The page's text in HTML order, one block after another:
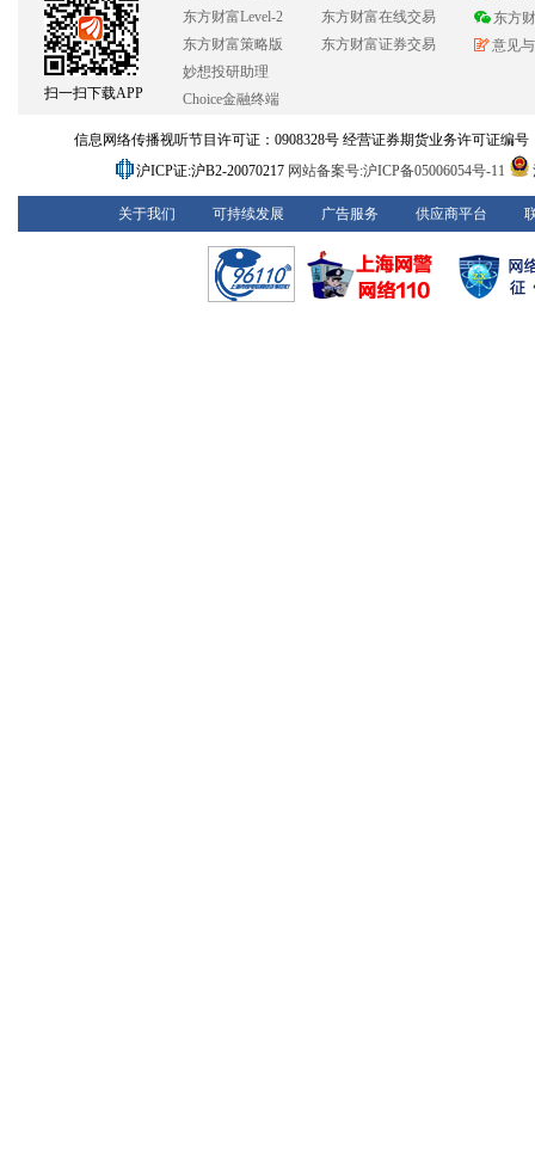
扫一扫下载APP
东方财富Level-2
东方财富策略版
妙想投研助理
Choice金融终端
东方财富在线交易
东方财富证券交易
东方
意见
信息网络传播视听节目许可证：0908328号 经营证券期货业务许可证编号
沪ICP证:沪B2-20070217 网站备案号:沪ICP备05006054号-11
关于我们 可持续发展 广告服务 供应商平台